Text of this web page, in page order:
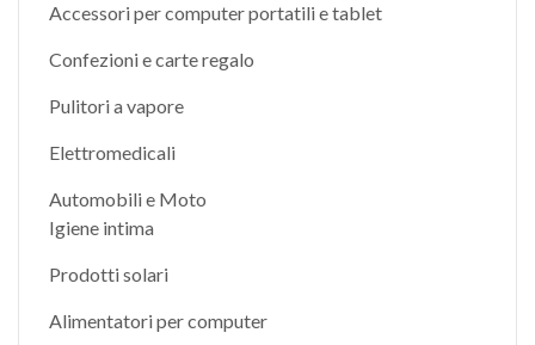
Accessori per computer portatili e tablet
Confezioni e carte regalo
Pulitori a vapore
Elettromedicali
Automobili e Moto
Igiene intima
Prodotti solari
Alimentatori per computer